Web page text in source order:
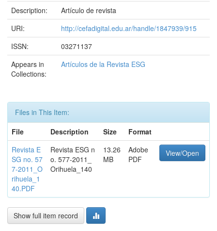
Description:
Artículo de revista
URI:
http://cefadigital.edu.ar/handle/1847939/915
ISSN:
03271137
Appears in
Collections:
Artículos de la Revista ESG
Files in This Item:
File
Description Size
Format
Revista E
SG no. 57
7-2011_O
rihuela_1
40.PDF
Revista ESG n
o. 577-2011_
Orihuela_140
13.26
MB
Adobe
PDF
View/Open
Show full item record